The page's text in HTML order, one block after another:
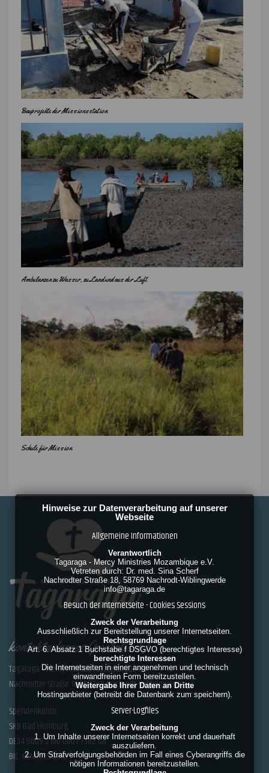
Bauprojekte der Missionsstation
Ambulanzen zu Wasser, zu Land und aus der Luft
Schule für Mission
kontaktadresse (postalisch)
Tagaraga - Mercy Ministry Mozambique e.V.
Nachrodter Straße 18 | 58769 Nachrodt-Wiblingwerde
Spendenkonto:
SKB Bad Homburg
DE34 5009 2100 0001 7382 08
BIC: GENODE51BH2
Hinweise zur Datenverarbeitung auf unserer
Webseite
Allgemeine Informationen
Verantwortlich
Tagaraga - Mercy Ministries Mozambique e.V.
Vetreten durch: Dr. med. Sina Scherf
Nachrodter Straße 18, 58769 Nachrodt-Wiblingwerde
info@tagaraga.de
Besuch der Internetseite - Cookies Sessions
Zweck der Verarbeitung
Ausschließlich zur Bereitstellung unserer Internetseiten.
Rechtsgrundlage
Art. 6. Absatz 1 Buchstabe f DSGVO (berechtigtes Interesse)
berechtigte Interessen
Die Internetseiten in einer angenehmen und technisch
einwandfreien Form bereitzustellen.
Weitergabe Ihrer Daten an Dritte
Hostinganbieter (betreibt die Datenbank zum speichern).
Server-Logfiles
Zweck der Verarbeitung
1. Um Inhalte unserer Internetseiten korrekt und dauerhaft
auszuliefern.
2. Um Strafverfolgungsbehörden im Fall eines Cyberangriffs die
nötigen Informationen bereitzustellen.